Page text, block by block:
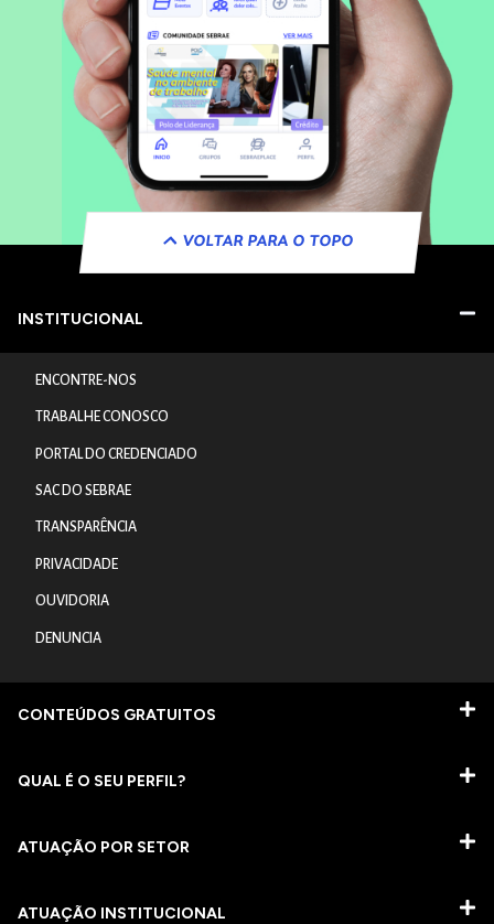
VOLTAR PARA O TOPO
INSTITUCIONAL
ENCONTRE-NOS
TRABALHE CONOSCO
PORTAL DO CREDENCIADO
SAC DO SEBRAE
TRANSPARÊNCIA
PRIVACIDADE
OUVIDORIA
DENUNCIA
CONTEÚDOS GRATUITOS
QUAL É O SEU PERFIL?
ATUAÇÃO POR SETOR
ATUAÇÃO INSTITUCIONAL